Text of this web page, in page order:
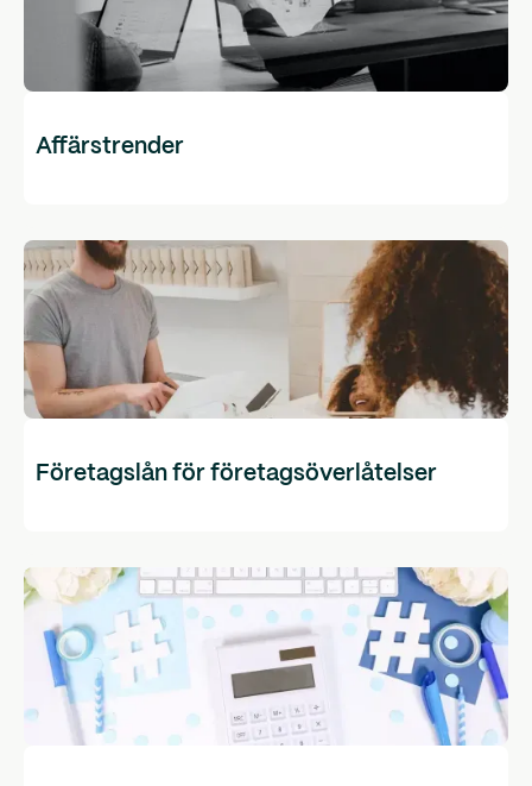
Affärstrender
Företagslån för företagsöverlåtelser